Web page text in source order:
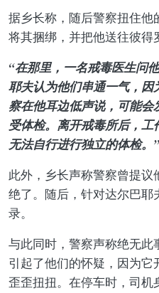
据乡长称，随后警察扭住
将其捆绑，并把他送往彼得
“在那里，一名戒毒医生问
耶夫认为他们串通一气，
察在他耳边低声说，可能
受体检。离开戒毒所后，
无法自行进行独立的体检。”
此外，乡长声称警察曾提议
绝了。随后，针对达尔巴
录。
与此同时，警察声称绝无
引起了他们的怀疑，因为
歪歪扭扭。在停车时，司机